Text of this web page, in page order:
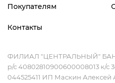
Покупателям
Контакты
ФИЛИАЛ "ЦЕНТРАЛЬНЫЙ"
р/с 40802810900600008013 к/с
044525411 ИП Маскин Алексей